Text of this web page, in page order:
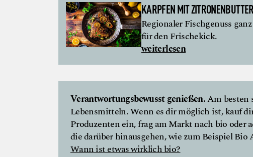
KARPFEN MIT ZITRONENBUTTER
Regionaler Fischgenuss
für den Frischekick.
weiterlesen
Verantwortungsbewusst genießen.Am besten
Lebensmitteln. Wenn es dir möglich ist, kauf
Produzenten ein, frag am Markt nach bio oder
die darüber hinausgehen, wie zum Beispiel
Wann ist etwas wirklich bio?